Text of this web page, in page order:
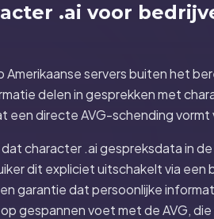
.ai voor
servers buiten het
delen in gesprekken met
directe AVG-schending vormt
character .ai gespreksdata in
dit expliciet uitschakelt via een
garantie dat persoonlijke
gespannen voet met de AVG,